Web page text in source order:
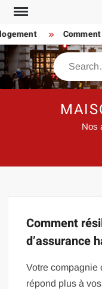
Skip
content
Search
Nos
Comment
d’assurance
Votre compagnie
répond plus à